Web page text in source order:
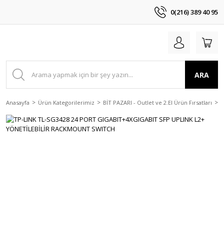
0(216) 389 40 95
ARA
Anasayfa Ürün Kategorilerimiz BİT PAZARI - Outlet ve 2.El Ürün Fırsatları